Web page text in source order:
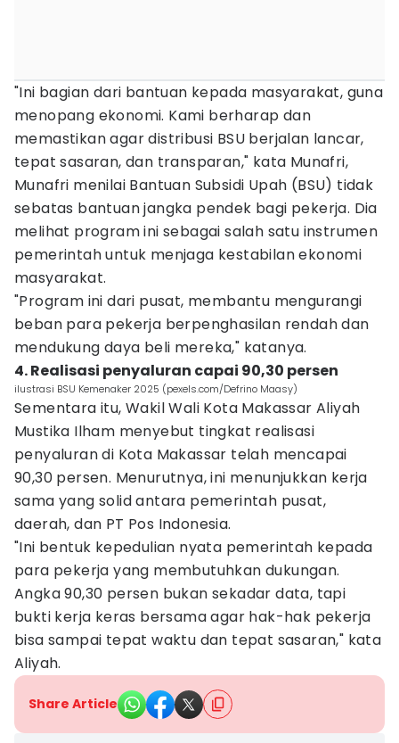
"Ini bagian dari bantuan kepada masyarakat, guna
menopang ekonomi. Kami berharap dan
memastikan agar distribusi BSU berjalan lancar,
tepat sasaran, dan transparan," kata Munafri,
Munafri menilai Bantuan Subsidi Upah (BSU) tidak
sebatas bantuan jangka pendek bagi pekerja. Dia
melihat program ini sebagai salah satu instrumen
pemerintah untuk menjaga kestabilan ekonomi
masyarakat.
"Program ini dari pusat, membantu mengurangi
beban para pekerja berpenghasilan rendah dan
mendukung daya beli mereka," katanya.
4. Realisasi penyaluran capai 90,30 persen
ilustrasi BSU Kemenaker 2025 (pexels.com/Defrino Maasy)
Sementara itu, Wakil Wali Kota Makassar Aliyah
Mustika Ilham menyebut tingkat realisasi
penyaluran di Kota Makassar telah mencapai
90,30 persen. Menurutnya, ini menunjukkan kerja
sama yang solid antara pemerintah pusat,
daerah, dan PT Pos Indonesia.
"Ini bentuk kepedulian nyata pemerintah kepada
para pekerja yang membutuhkan dukungan.
Angka 90,30 persen bukan sekadar data, tapi
bukti kerja keras bersama agar hak-hak pekerja
bisa sampai tepat waktu dan tepat sasaran," kata
Aliyah.
Share Article